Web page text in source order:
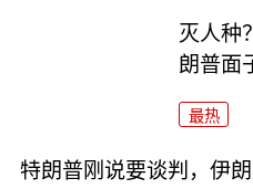
灭人种
朗普面
最热
特朗普刚说要谈判，伊